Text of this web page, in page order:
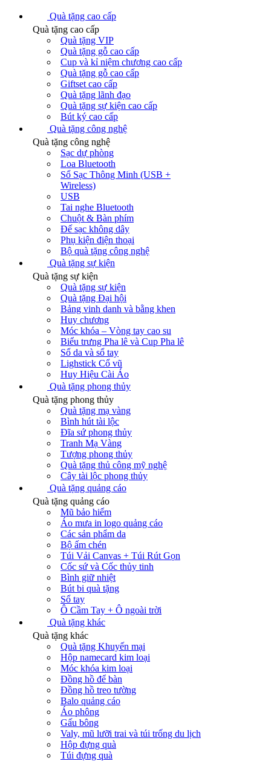
Quà tặng cao cấp
Quà tặng cao cấp
Quà tặng VIP
Quà tặng gỗ cao cấp
Cup và kỉ niệm chương cao cấp
Quà tặng gỗ cao cấp
Giftset cao cấp
Quà tặng lãnh đạo
Quà tặng sự kiện cao cấp
Bút ký cao cấp
Quà tặng công nghệ
Quà tặng công nghệ
Sạc dự phòng
Loa Bluetooth
Sổ Sạc Thông Minh (USB +
Wireless)
USB
Tai nghe Bluetooth
Chuột & Bàn phím
Đế sạc không dây
Phụ kiện điện thoại
Bộ quà tặng công nghệ
Quà tặng sự kiện
Quà tặng sự kiện
Quà tặng sự kiện
Quà tặng Đại hội
Bảng vinh danh và bằng khen
Huy chương
Móc khóa – Vòng tay cao su
Biểu trưng Pha lê và Cup Pha lê
Sổ da và sổ tay
Lighstick Cổ vũ
Huy Hiệu Cài Áo
Quà tặng phong thủy
Quà tặng phong thủy
Quà tặng mạ vàng
Bình hút tài lộc
Đĩa sứ phong thủy
Tranh Mạ Vàng
Tượng phong thủy
Quà tặng thủ công mỹ nghệ
Cây tài lộc phong thủy
Quà tặng quảng cáo
Quà tặng quảng cáo
Mũ bảo hiểm
Áo mưa in logo quảng cáo
Các sản phẩm da
Bộ ấm chén
Túi Vải Canvas + Túi Rút Gọn
Cốc sứ và Cốc thủy tinh
Bình giữ nhiệt
Bút bi quà tặng
Sổ tay
Ô Cầm Tay + Ô ngoài trời
Quà tặng khác
Quà tặng khác
Quà tặng Khuyến mại
Hộp namecard kim loại
Móc khóa kim loại
Đồng hồ để bàn
Đồng hồ treo tường
Balo quảng cáo
Áo phông
Gấu bông
Valy, mũ lưỡi trai và túi trống du lịch
Hộp đựng quà
Túi đựng quà